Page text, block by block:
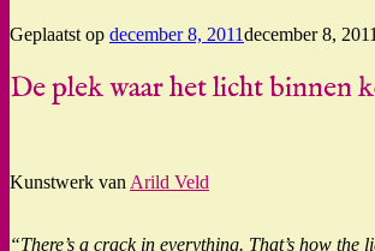
Geplaatst op december 8, 2011december 8, 2011
De plek waar het licht binnen
Kunstwerk van Arild Veld
“There’s a crack in everything. That’s how the